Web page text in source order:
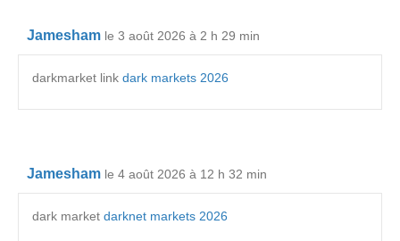
Jamesham le 3 août 2026 à 2 h 29 min
darkmarket link dark markets 2026
Jamesham le 4 août 2026 à 12 h 32 min
dark market darknet markets 2026